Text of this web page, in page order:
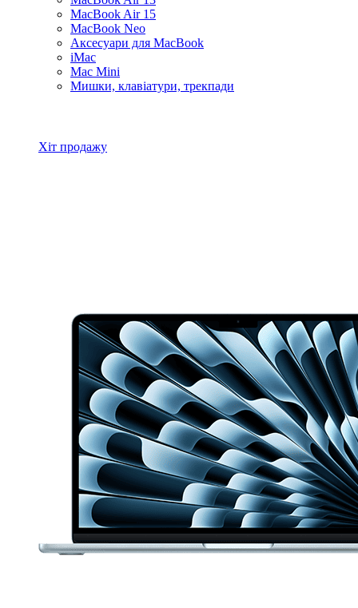
MacBook Air 15
MacBook Neo
Аксесуари для MacBook
iMac
Mac Mini
Мишки, клавіатури, трекпади
Хіт продажу